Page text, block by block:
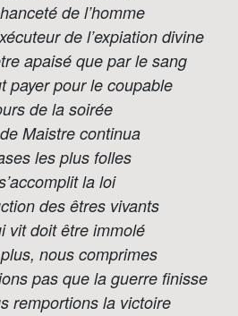
de l’homme
de l’expiation divine
apaisé que par le sang
payer pour le coupable
de la soirée
Maistre continua
les plus folles
la loi
des êtres vivants
vit doit être immolé
nous comprimes
pas que la guerre finisse
remportions la victoire